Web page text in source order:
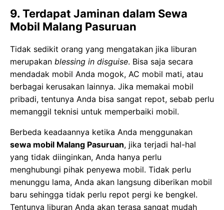
9. Terdapat Jaminan dalam Sewa
Mobil Malang Pasuruan
Tidak sedikit orang yang mengatakan jika liburan
merupakan blessing in disguise. Bisa saja secara
mendadak mobil Anda mogok, AC mobil mati, atau
berbagai kerusakan lainnya. Jika memakai mobil
pribadi, tentunya Anda bisa sangat repot, sebab perlu
memanggil teknisi untuk memperbaiki mobil.
Berbeda keadaannya ketika Anda menggunakan
sewa mobil Malang Pasuruan, jika terjadi hal-hal
yang tidak diinginkan, Anda hanya perlu
menghubungi pihak penyewa mobil. Tidak perlu
menunggu lama, Anda akan langsung diberikan mobil
baru sehingga tidak perlu repot pergi ke bengkel.
Tentunya liburan Anda akan terasa sangat mudah